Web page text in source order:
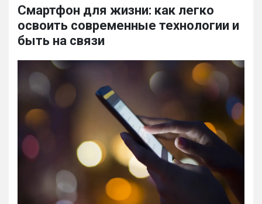
Смартфон для жизни: как легко
освоить современные технологии и
быть на связи